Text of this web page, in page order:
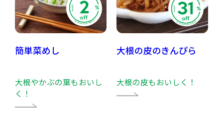
簡単菜めし
大根やかぶの葉もおいし
く！
大根の皮のきんぴら
大根の皮もおいしく！